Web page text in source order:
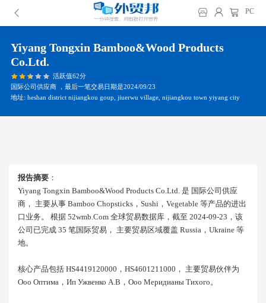
PC
Yiyang Tongxin Bamboo&wood Products
Co.ltd.
活跃值62分
国际公司供应商 ，最后一笔交易日期是2024/09/23
地址: heshan district nijiangkou goup, jiuerwu village, nijiangkou town yiyang city
报告摘要 ：
Yiyang Tongxin Bamboo&wood Products Co.ltd. 是 国际公司供应
商， 主要从事 Bamboo Chopsticks，sushi，vegetable 等产品的进出
口业务。 根据 52wmb.com 全球贸易数据库，截至 2024-09-23，该
公司已完成 35 笔国际贸易， 主要贸易区域覆盖 Russia，ukraine 等
地。
核心产品包括 HS4419120000，HS4601211000， 主要贸易伙伴为
Ооо Оптима，ип Ужвенко А.в，ооо Меридианы Тихого。